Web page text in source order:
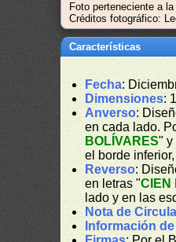
Foto perteneciente a
Créditos fotográfico:
Características
Fecha:
Dimensiones:
Anverso:
en cada lado.
BOLÍVARES" y
el borde
Reverso:
en letras "CIEN
lado y en las
Nota de
Información